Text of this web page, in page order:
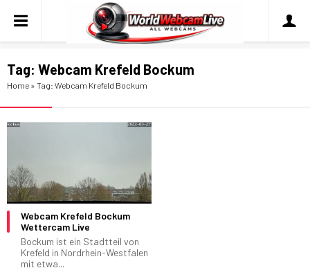
Tag: Webcam Krefeld Bockum
Home » Tag: Webcam Krefeld Bockum
Webcam Krefeld Bockum
Wettercam Live
Bockum ist ein Stadtteil von
Krefeld in Nordrhein-Westfalen
mit etwa...